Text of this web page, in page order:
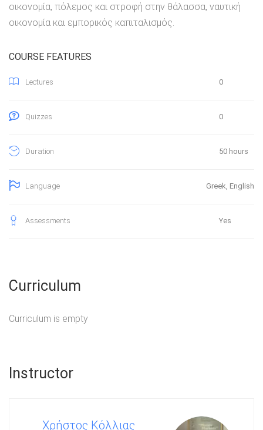
οικονομία, πόλεμος και στροφή στην θάλασσα, ναυτική
οικονομία και εμπορικός καπιταλισμός.
COURSE FEATURES
Lectures 0
Quizzes 0
Duration 50 hours
Language Greek, English
Assessments Yes
Curriculum
Curriculum is empty
Instructor
Χρήστος Κόλλιας